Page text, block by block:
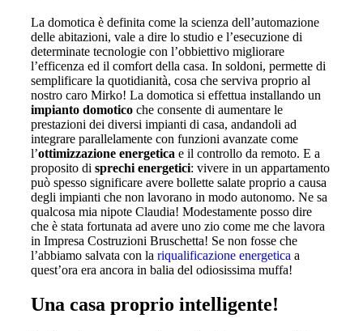
La domotica è definita come la scienza dell’automazione
delle abitazioni, vale a dire lo studio e l’esecuzione di
determinate tecnologie con l’obbiettivo migliorare
l’efficenza ed il comfort della casa. In soldoni, permette di
semplificare la quotidianità, cosa che serviva proprio al
nostro caro Mirko! La domotica si effettua installando un
impianto domotico che consente di aumentare le
prestazioni dei diversi impianti di casa, andandoli ad
integrare parallelamente con funzioni avanzate come
l’ottimizzazione energetica e il controllo da remoto. E a
proposito di sprechi energetici: vivere in un appartamento
può spesso significare avere bollette salate proprio a causa
degli impianti che non lavorano in modo autonomo. Ne sa
qualcosa mia nipote Claudia! Modestamente posso dire
che è stata fortunata ad avere uno zio come me che lavora
in Impresa Costruzioni Bruschetta! Se non fosse che
l’abbiamo salvata con la riqualificazione energetica a
quest’ora era ancora in balia del odiosissima muffa!
Una casa proprio intelligente!